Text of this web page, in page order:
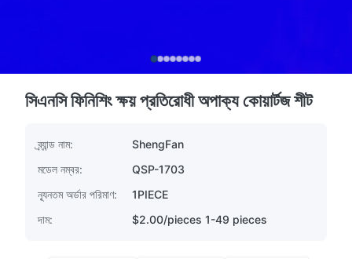
সিএনসি ফিনিশিং ক্ষয় প্রতিরোধী অপাক্য কোয়ার্টজ শীট
ব্র্যান্ড নাম:
ShengFan
মডেল নম্বর:
QSP-1703
ন্যূনতম অর্ডার পরিমাণ:
1PIECE
দাম:
$2.00/pieces 1-49 pieces